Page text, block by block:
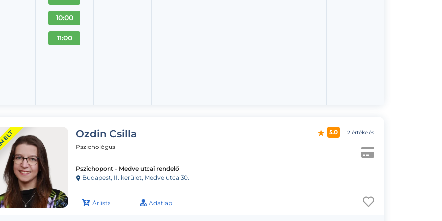
10:00
11:00
Ozdin Csilla
Pszichológus
Pszichopont - Medve utcai rendelő
Budapest, II. kerület, Medve utca 30.
Árlista Adatlap
5.0 2 értékelés